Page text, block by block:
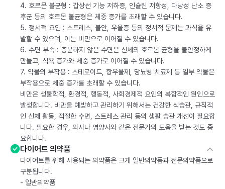
4. 호르몬 불균형 : 갑상선 기능 저하증, 인슐린 저항성, 다낭성 난소 증
후군 등의 호르몬 불균형은 체중 증가를 초래할 수 있습니다.
5. 정서적 요인 : 스트레스, 불안, 우울증 등의 정서적 문제는 과식을 유
발할 수 있으며, 이는 비만으로 이어질 수 있습니다.
6. 수면 부족 : 충분하지 않은 수면은 신체의 호르몬 균형을 불안정하게
만들고, 식욕 증가와 체중 증가로 이어질 수 있습니다.
7. 약물의 부작용 : 스테로이드, 항우울제, 당뇨병 치료제 등 일부 약물은
부작용으로 체중 증가를 초래할 수 있습니다.
비만은 생물학적, 환경적, 행동적, 사회경제적 요인의 복합적인 원인으로
발생합니다. 비만을 예방하고 관리하기 위해서는 건강한 식습관, 규칙적
인 신체 활동, 적절한 수면, 스트레스 관리 등의 생활 습관 개선이 필요합
니다. 필요한 경우, 의사나 영양사와 같은 전문가의 도움을 받는 것도 중
요합니다.
다이어트 의약품
다이어트를 위해 사용되는 의약품은 크게 일반의약품과 전문의약품으로
구분됩니다.
- 일반의약품